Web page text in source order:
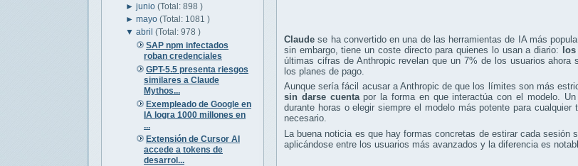
►junio(Total: 898 )
►mayo(Total: 1081 )
▼abril(Total: 978 )
SAP npm infectados
roban credenciales
GPT-5.5 presenta riesgos
similares a Claude
Mythos...
Exempleado de Google en
IA logra 1000 millones en
...
Extensión de Cursor AI
accede a tokens de
desarrol...
Claude se ha convertido en una de las herramientas de IA más
sin embargo, tiene un coste directo para quienes lo usan a diario:
últimas cifras de Anthropic revelan que un 7% de los usuarios
los planes de pago.
Aunque sería fácil acusar a Anthropic de que los límites son más
sin darse cuentapor la forma en que interactúa con el modelo.
durante horas o elegir siempre el modelo más potente para cualquier
necesario.
La buena noticia es que hay formas concretas de estirar cada
aplicándose entre los usuarios más avanzados y la diferencia es